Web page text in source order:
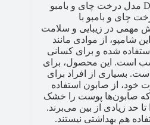
چای و بامبو با
مهمی در زیبایی و سلامت
شامپو، از موادی مانند
شده و برای کسانی
است. این محصول، برای
بسیاری از افراد برای
از صابون استفاده
که صابون‌ها پوست را خشک
حد زیادی از بین می‌برند.
هم بهداشتی نیستند.